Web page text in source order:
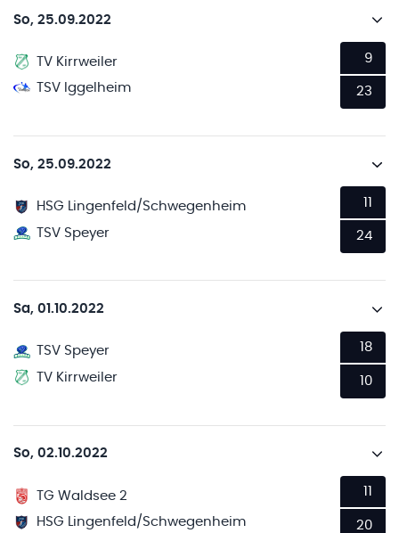
So, 25.09.2022
TV Kirrweiler
TSV Iggelheim
9
23
So, 25.09.2022
HSG Lingenfeld/Schwegenheim
TSV Speyer
24
Sa, 01.10.2022
TSV Speyer
TV Kirrweiler
18
10
So, 02.10.2022
TG Waldsee 2
HSG Lingenfeld/Schwegenheim
20